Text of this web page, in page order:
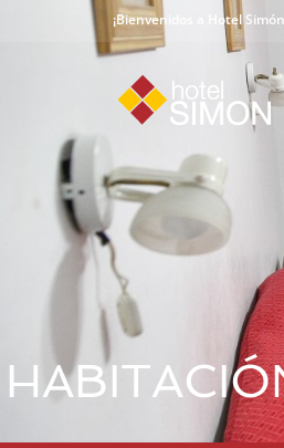
¡Bienvenidos a Hotel